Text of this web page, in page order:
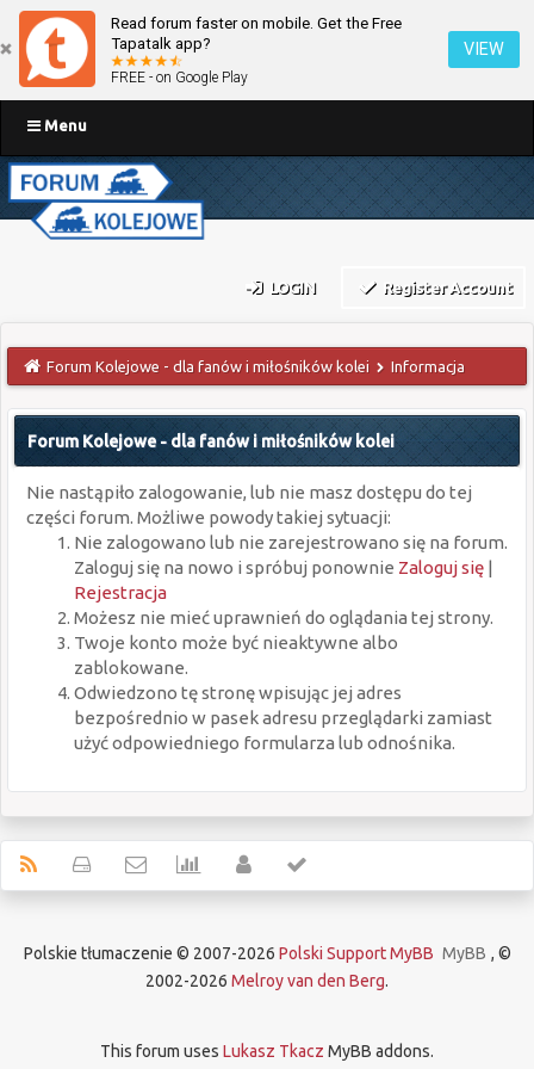
Read forum faster on mobile. Get the Free
Tapatalk app?
FREE - on Google Play
VIEW
Menu
LOGIN Register Account
Forum Kolejowe - dla fanów i miłośników kolei Informacja
Forum Kolejowe - dla fanów i miłośników kolei
Nie nastąpiło zalogowanie, lub nie masz dostępu do tej
części forum. Możliwe powody takiej sytuacji:
Nie zalogowano lub nie zarejestrowano się na forum.
Zaloguj się na nowo i spróbuj ponownie Zaloguj się |
Rejestracja
Możesz nie mieć uprawnień do oglądania tej strony.
Twoje konto może być nieaktywne albo
zablokowane.
Odwiedzono tę stronę wpisując jej adres
bezpośrednio w pasek adresu przeglądarki zamiast
użyć odpowiedniego formularza lub odnośnika.
Polskie tłumaczenie © 2007-2026 Polski Support MyBB MyBB , ©
2002-2026 Melroy van den Berg.
This forum uses Lukasz Tkacz MyBB addons.